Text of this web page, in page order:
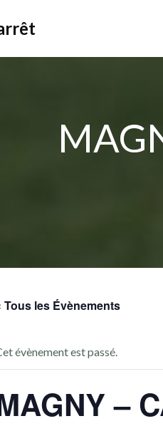
Tous les Évènements
évènement est passé.
–